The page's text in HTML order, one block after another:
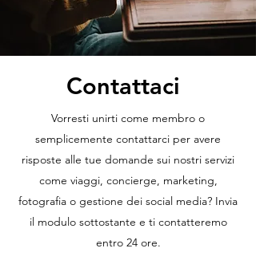
Contattaci
Vorresti unirti come membro o
semplicemente contattarci per avere
risposte alle tue domande sui nostri servizi
come viaggi, concierge, marketing,
fotografia o gestione dei social media? Invia
il modulo sottostante e ti contatteremo
entro 24 ore.